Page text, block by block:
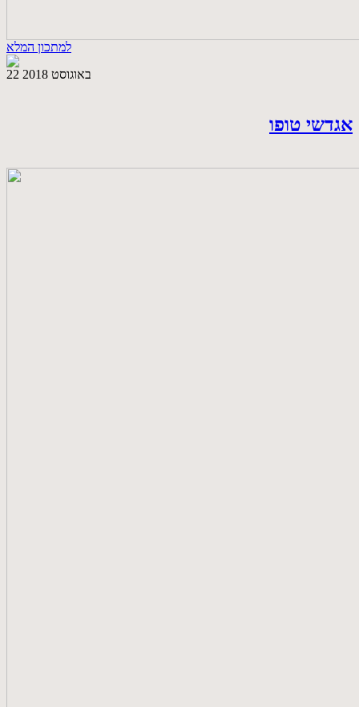
למתכון המלא
22 באוגוסט 2018
אגדשי טופו